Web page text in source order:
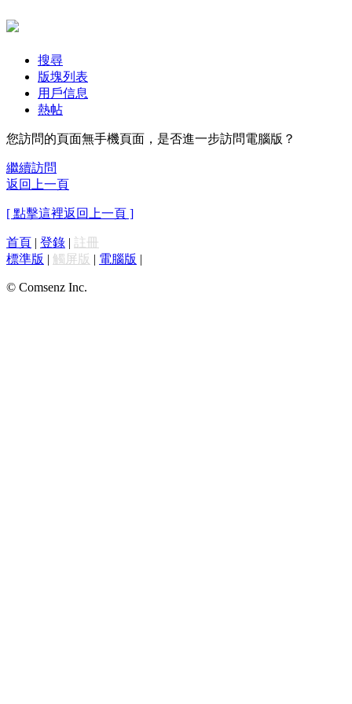
搜尋
版塊列表
用戶信息
熱帖
您訪問的頁面無手機頁面，是否進一步訪問電腦版？
繼續訪問
返回上一頁
[ 點擊這裡返回上一頁 ]
首頁 | 登錄 | 註冊
標準版 | 觸屏版 | 電腦版 |
© Comsenz Inc.